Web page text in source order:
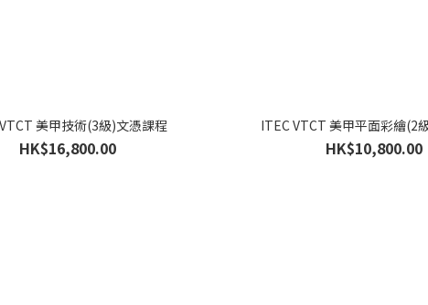
美甲技術(3級)文憑課程
HK$16,800.00
ITEC VTCT 美甲平面彩繪(2
HK$10,800.00